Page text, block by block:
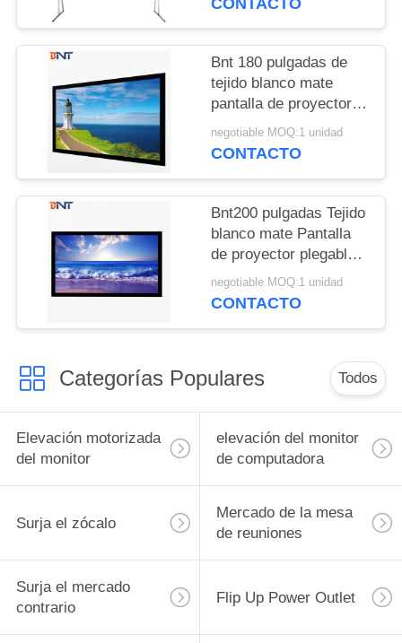
SITIO
PRIVACY
POLICY
Bnt 180 pulgadas de
tejido blanco mate
pantalla de proyector
plegable rápido con
cuadrado de aluminio
negotiable MOQ:1 unidad
CONTACTO
Bnt200 pulgadas Tejido
blanco mate Pantalla
de proyector plegable
rápida con marco
plegable de metal de
negotiable MOQ:1 unidad
CONTACTO
Categorías Populares Todos
Elevación motorizada
del monitor
elevación del monitor
de computadora
Surja el zócalo
Mercado de la mesa
de reuniones
Surja el mercado
contrario
Flip Up Power Outlet